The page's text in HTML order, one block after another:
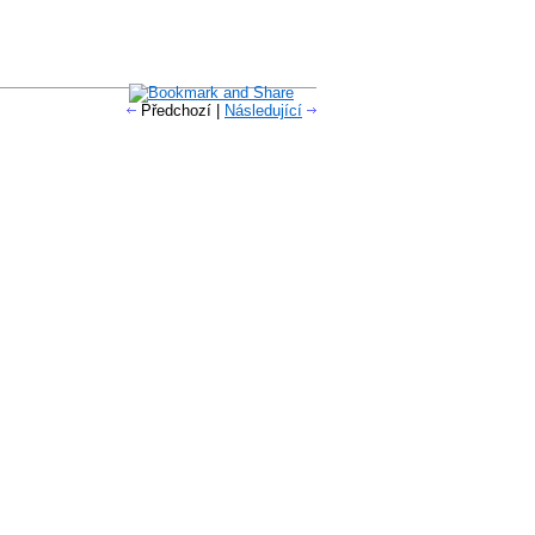
Předchozí Následující